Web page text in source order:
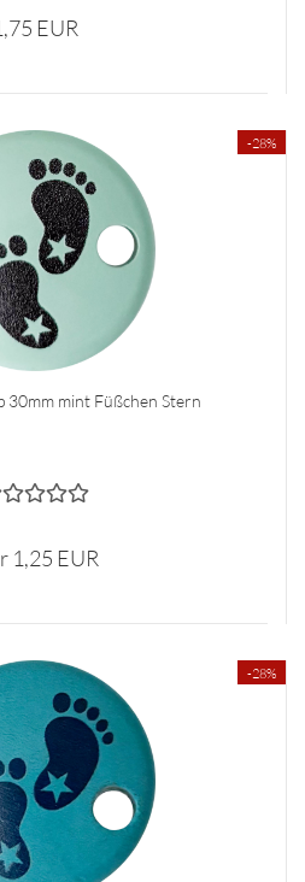
EUR
-28%
30mm mint Füßchen Stern
1,25 EUR
-28%